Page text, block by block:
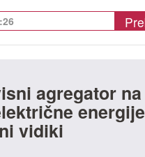
agregator na
vidiki